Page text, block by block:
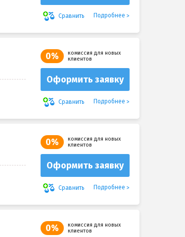
Сравнить Подробнее
0%
комиссия для новых
клиентов
Оформить заявку
Сравнить Подробнее
0%
комиссия для новых
клиентов
Оформить заявку
Сравнить Подробнее
0%
комиссия для новых
клиентов